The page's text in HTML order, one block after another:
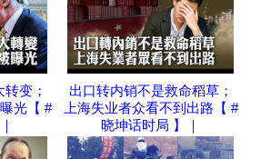
变；
光【 #
出口转内销不是救命稻草；
上海失业者众看不到出路【 #
晓坤话时局 】｜